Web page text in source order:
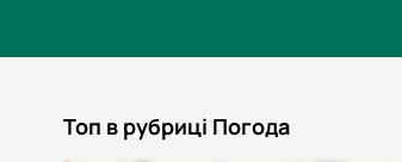
Топ в рубриці Погода